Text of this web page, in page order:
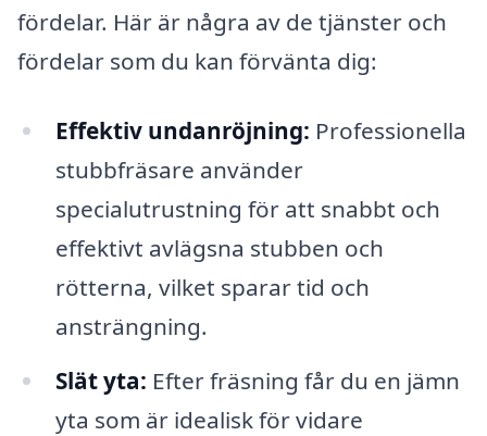
fördelar. Här är några av de tjänster och
fördelar som du kan förvänta dig:
Effektiv undanröjning: Professionella
stubbfräsare använder
specialutrustning för att snabbt och
effektivt avlägsna stubben och
rötterna, vilket sparar tid och
ansträngning.
Slät yta: Efter fräsning får du en jämn
yta som är idealisk för vidare